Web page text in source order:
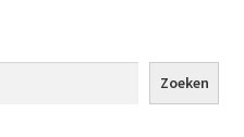
Zoeken